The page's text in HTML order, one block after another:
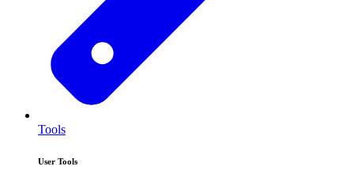
Tools
User Tools